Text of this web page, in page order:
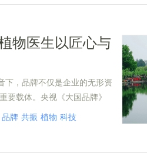
物医生以匠心与
下，品牌不仅是企业的无形资
要载体。央视《大国品牌》
命，而植物医生凭借独特的
品牌 共振 植物 科技